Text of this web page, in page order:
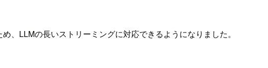
、LLMの長いストリーミングに対応できるようになりました。